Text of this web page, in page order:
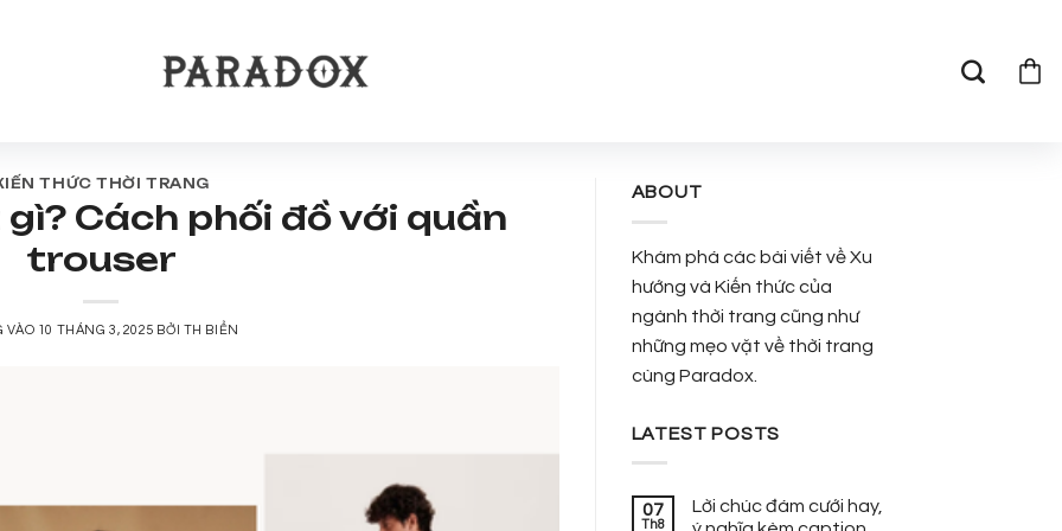
THỨC THỜI TRANG
Cách phối đồ với quần
trouser
VÀO 10 THÁNG 3, 2025 BỞI TH BIỂN
ABOUT
Khám phá các bài viết về Xu
hướng và Kiến thức của
ngành thời trang cũng như
những mẹo vặt về thời trang
cùng Paradox.
LATEST POSTS
07
Th8
Lời chúc đám cưới hay,